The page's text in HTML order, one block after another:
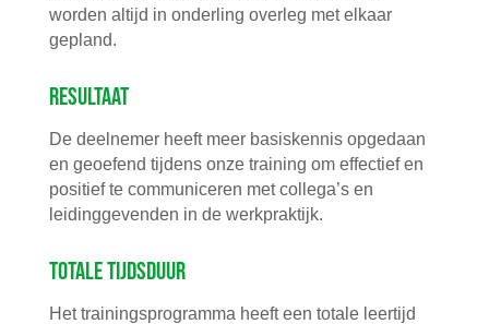
worden altijd in onderling overleg met elkaar
gepland.
Resultaat
De deelnemer heeft meer basiskennis opgedaan
en geoefend tijdens onze training om effectief en
positief te communiceren met collega’s en
leidinggevenden in de werkpraktijk.
Totale tijdsduur
Het trainingsprogramma heeft een totale leertijd